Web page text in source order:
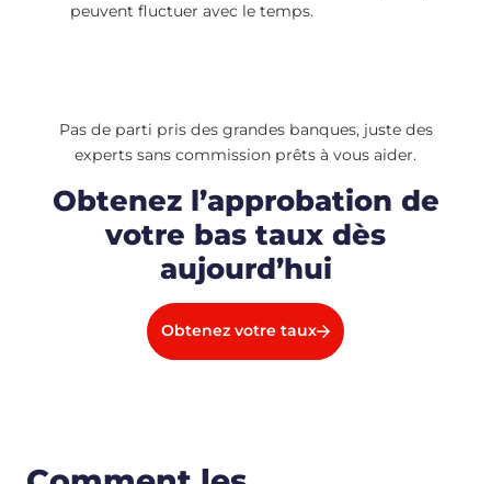
peuvent fluctuer avec le temps.
Pas de parti pris des grandes banques, juste des
experts sans commission prêts à vous aider.
Obtenez l’approbation de
votre bas taux dès
aujourd’hui
Obtenez votre taux